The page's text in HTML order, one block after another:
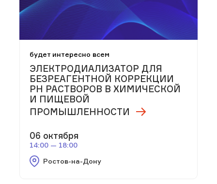
будет интересно всем
ЭЛЕКТРОДИАЛИЗАТОР ДЛЯ
БЕЗРЕАГЕНТНОЙ КОРРЕКЦИИ
РН РАСТВОРОВ В ХИМИЧЕСКОЙ
И ПИЩЕВОЙ
ПРОМЫШЛЕННОСТИ
06 октября
14:00 — 18:00
Ростов-на-Дону